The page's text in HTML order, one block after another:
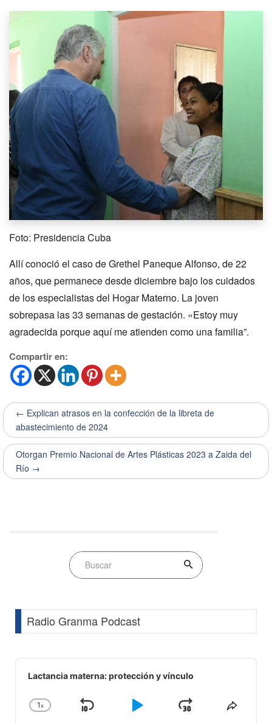
Foto: Presidencia Cuba
Allí conoció el caso de Grethel Paneque Alfonso, de 22
años, que permanece desde diciembre bajo los cuidados
de los especialistas del Hogar Materno. La joven
sobrepasa las 33 semanas de gestación. «Estoy muy
agradecida porque aquí me atienden como una familia”.
Compartir en:
← Explican atrasos en la confección de la libreta de
abastecimiento de 2024
Otorgan Premio Nacional de Artes Plásticas 2023 a Zaida del
Río →
Radio Granma Podcast
Audio
Player
Lactancia materna: protección y vínculo
Change
1x
Skip
Play
JumpShare